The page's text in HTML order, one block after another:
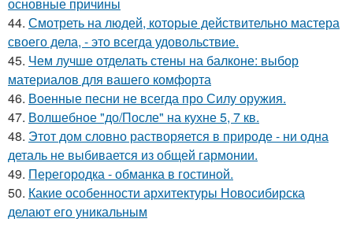
основные причины
44. Смотреть на людей, которые действительно мастера
своего дела, - это всегда удовольствие.
45. Чем лучше отделать стены на балконе: выбор
материалов для вашего комфорта
46. Военные песни не всегда про Силу оружия.
47. Волшебное "до/После" на кухне 5, 7 кв.
48. Этот дом словно растворяется в природе - ни одна
деталь не выбивается из общей гармонии.
49. Перегородка - обманка в гостиной.
50. Какие особенности архитектуры Новосибирска
делают его уникальным